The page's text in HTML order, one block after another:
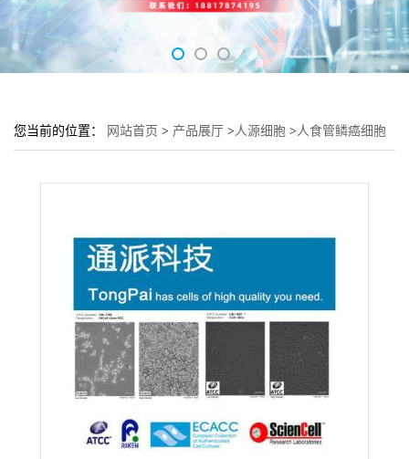
您当前的位置： 网站首页 > 产品展厅 >人源细胞 >人食管鳞癌细胞